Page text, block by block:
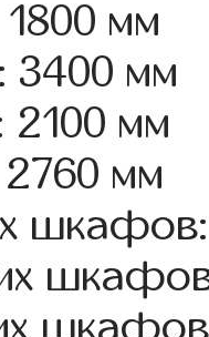
1800 мм
3400 мм
2100 мм
2760 мм